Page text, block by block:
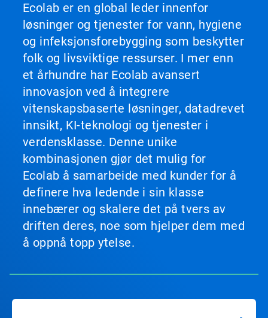
Ecolab er en global leder innenfor
løsninger og tjenester for vann, hygiene
og infeksjonsforebygging som beskytter
folk og livsviktige ressurser. I mer enn
et århundre har Ecolab avansert
innovasjon ved å integrere
vitenskapsbaserte løsninger, datadrevet
innsikt, KI-teknologi og tjenester i
verdensklasse. Denne unike
kombinasjonen gjør det mulig for
Ecolab å samarbeide med kunder for å
definere hva ledende i sin klasse
innebærer og skalere det på tvers av
driften deres, noe som hjelper dem med
å oppnå topp ytelse.